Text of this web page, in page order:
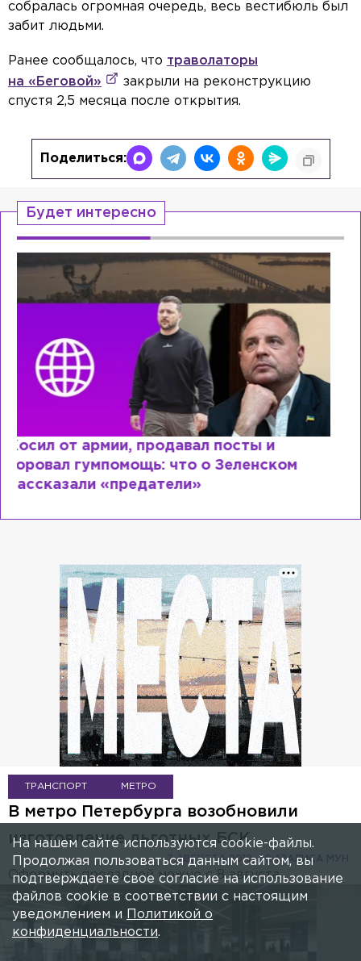
собралась огромная очередь, весь вестибюль был
забит людьми.
Ранее сообщалось, что траволаторы
на «Беговой»
закрыли на реконструкцию
спустя 2,5 месяца после открытия.
Поделиться:
Будет интересно
Рыдает из-за мужа, но опять флиртует с
Лазаревым: как Лера Кудрявцева
сходит с ума
ТРАНСПОРТ МЕТРО
В метро Петербурга возобновили
изготовление льготных БСК
АЛИСА МУН
7 АВГУСТА 2018, 08:42
Оформить проездной можно с 8 августа.
На нашем сайте используются cookie-файлы.
Продолжая пользоваться данным сайтом, вы
подтверждаете свое согласие на использование
файлов cookie в соответствии с настоящим
уведомлением и
Политикой о
конфиденциальности.